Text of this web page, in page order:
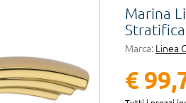
Marina
Marca: Linea
€